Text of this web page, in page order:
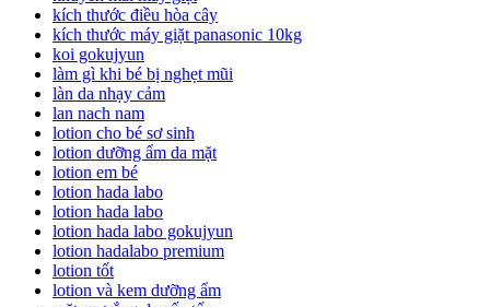
kích thước điều hòa cây
kích thước máy giặt panasonic 10kg
koi gokujyun
làm gì khi bé bị nghẹt mũi
làn da nhạy cảm
lan nach nam
lotion cho bé sơ sinh
lotion dưỡng ẩm da mặt
lotion em bé
lotion hada labo
lotion hada labo
lotion hada labo gokujyun
lotion hadalabo premium
lotion tốt
lotion và kem dưỡng ẩm